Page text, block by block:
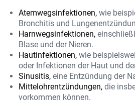
Atemwegsinfektionen, wie
Bronchitis und
Harnwegsinfektionen,
Blase und der Nieren.
Hautinfektionen, wie
oder Infektionen der Haut und
Sinusitis, eine Entzündung der
Mittelohrentzündungen, die
vorkommen können.